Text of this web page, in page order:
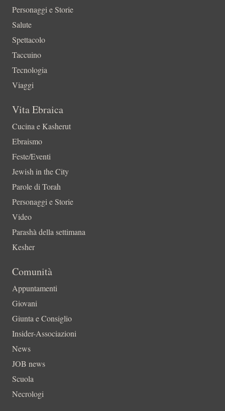
Personaggi e Storie
Salute
Spettacolo
Taccuino
Tecnologia
Viaggi
Vita Ebraica
Cucina e Kasherut
Ebraismo
Feste/Eventi
Jewish in the City
Parole di Torah
Personaggi e Storie
Video
Parashà della settimana
Kesher
Comunità
Appuntamenti
Giovani
Giunta e Consiglio
Insider-Associazioni
News
JOB news
Scuola
Necrologi